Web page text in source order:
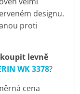
designu.
proti
levně
WK 3378?
cena